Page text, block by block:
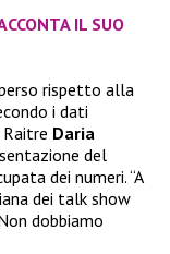
IL SUO
rispetto alla
i dati
Daria
del
dei numeri. “A
dei talk show
dobbiamo